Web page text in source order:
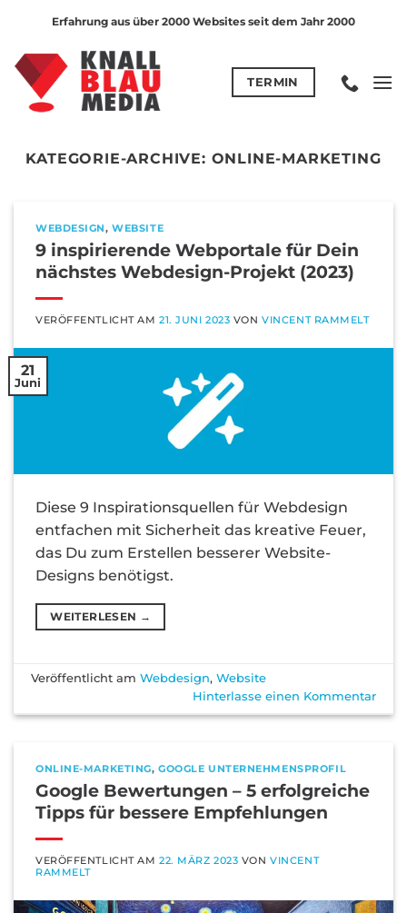
springen
Erfahrung aus über 2000 Websites seit dem Jahr 2000
TERMIN
KATEGORIE-ARCHIVE: ONLINE-MARKETING
WEBDESIGN,WEBSITE
9 inspirierende Webportale für Dein
nächstes Webdesign-Projekt (2023)
VERÖFFENTLICHT AM21. JUNI 2023 VONVINCENT RAMMELT
21
Juni
Diese 9 Inspirationsquellen für Webdesign
entfachen mit Sicherheit das kreative Feuer,
das Du zum Erstellen besserer Website-
Designs benötigst.
WEITERLESEN →
Veröffentlicht amWebdesign,Website
Hinterlasse einen Kommentar
ONLINE-MARKETING,GOOGLE UNTERNEHMENSPROFIL
Google Bewertungen – 5 erfolgreiche
Tipps für bessere Empfehlungen
VERÖFFENTLICHT AM22. MÄRZ 2023 VONVINCENT
RAMMELT